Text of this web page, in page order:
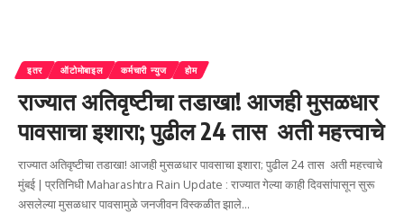
इतर ऑटोमोबाइल कर्मचारी न्युज होम
राज्यात अतिवृष्टीचा तडाखा! आजही मुसळधार
पावसाचा इशारा; पुढील 24 तास अती महत्त्वाचे
राज्यात अतिवृष्टीचा तडाखा! आजही मुसळधार पावसाचा इशारा; पुढील 24 तास अती महत्त्वाचे
मुंबई | प्रतिनिधी Maharashtra Rain Update : राज्यात गेल्या काही दिवसांपासून सुरू
असलेल्या मुसळधार पावसामुळे जनजीवन विस्कळीत झाले…